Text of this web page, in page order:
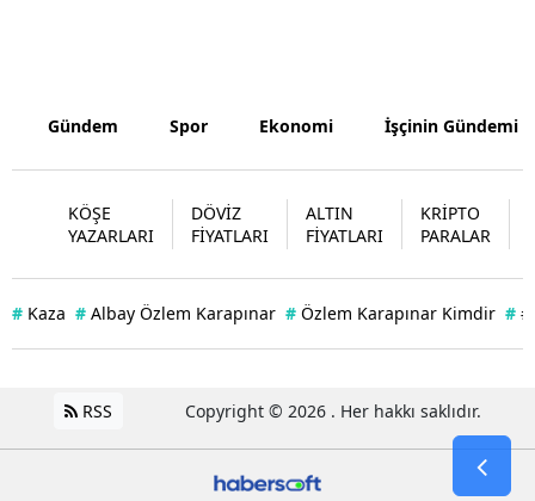
Tekirdağ
Tunceli
Uşak
Van
Gündem Spor Ekonomi İşçinin Gündemi
KÖŞE
YAZARLARI
DÖVİZ
FİYATLARI
ALTIN
FİYATLARI
KRİPTO
PARALAR
# Kaza # Albay Özlem Karapınar # Özlem Karapınar Kimdir #
RSS Copyright © 2026 . Her hakkı saklıdır.